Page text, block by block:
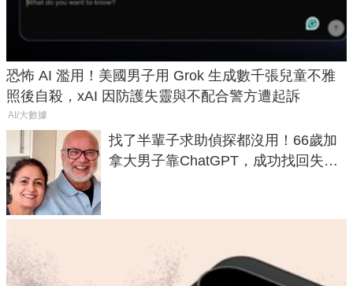
恐怖 AI 濫用！美國男子用 Grok 生成數千張兒童不雅
照後自殺，xAI 因防護失靈與不配合警方遭起訴
AI/大數據
找了半輩子求助偵探都沒用！66歲加
拿大男子靠ChatGPT，成功找回失散